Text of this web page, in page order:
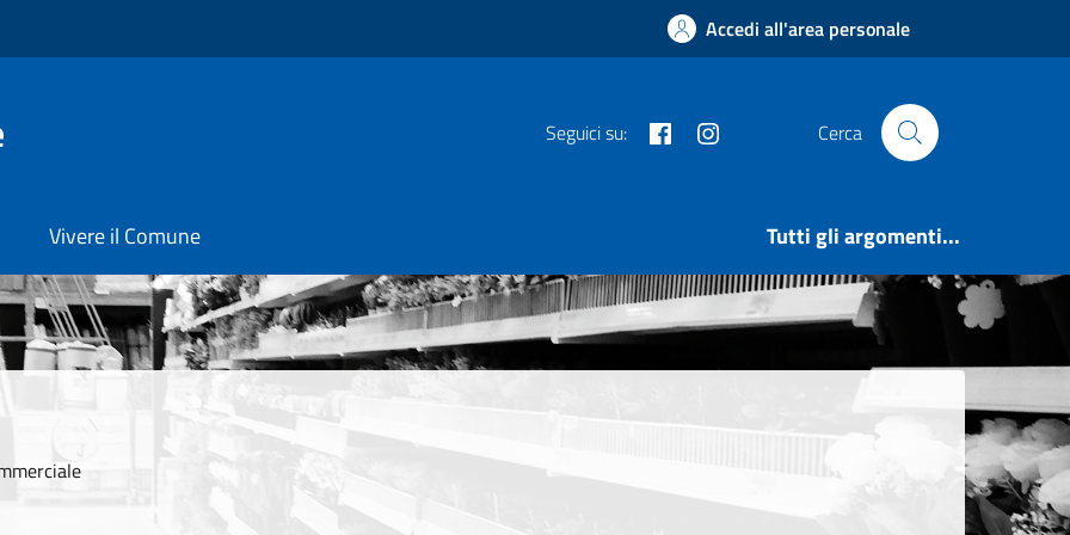
Accedi all'area personale
Seguici su: Facebook Cerca
Vivere il Comune Tutti gli argomenti...